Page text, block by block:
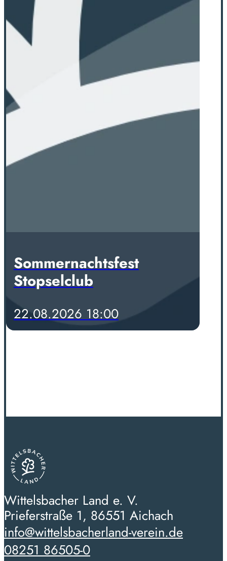
Sommernachtsfest
Stopselclub
22.08.2026 18:00
Wittelsbacher Land e. V.
Prieferstraße 1, 86551 Aichach
info@wittelsbacherland-verein.de
08251 86505-0